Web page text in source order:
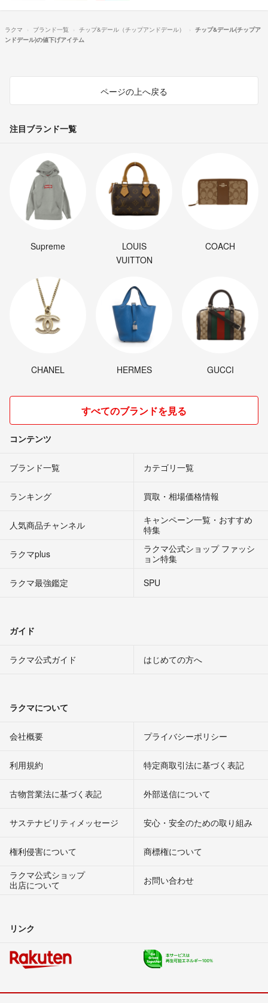
ラクマ ブランド一覧 チップ&デール（チップアンドデール）
チップ&デール(チップア
ンドデール)の値下げアイテム
ページの上へ戻る
注目ブランド一覧
Supreme
LOUIS
VUITTON
COACH
CHANEL HERMES GUCCI
すべてのブランドを見る
コンテンツ
ブランド一覧 カテゴリ一覧
ランキング 買取・相場価格情報
人気商品チャンネル
キャンペーン一覧・おすすめ
特集
ラクマplus
ラクマ公式ショップ ファッシ
ョン特集
ラクマ最強鑑定
SPU
ガイド
ラクマ公式ガイド はじめての方へ
ラクマについて
会社概要 プライバシーポリシー
利用規約 特定商取引法に基づく表記
古物営業法に基づく表記 外部送信について
サステナビリティメッセージ 安心・安全のための取り組み
権利侵害について
商標権について
ラクマ公式ショップ
出店について
お問い合わせ
リンク